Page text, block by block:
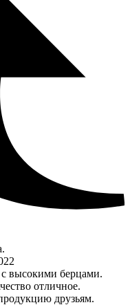
высокими берцами.
отличное.
друзьям.